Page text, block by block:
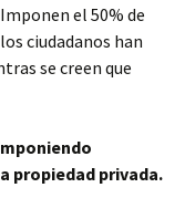
el 50% de
ciudadanos han
se creen que
propiedad privada.